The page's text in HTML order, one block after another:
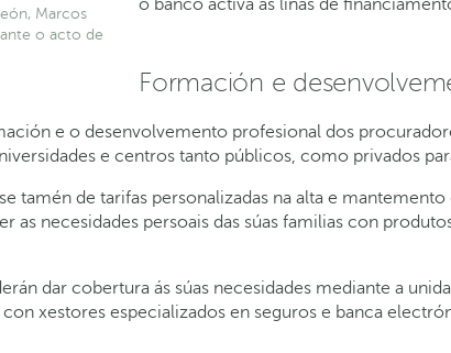
Marcos
o acto de
o banco activa as liñas de
Formación e
e o desenvolvemento profesional dos
e centros tanto públicos, como privados
tamén de tarifas personalizadas na alta e
as necesidades persoais das súas familias con
dar cobertura ás súas necesidades mediante a
xestores especializados en seguros e banca